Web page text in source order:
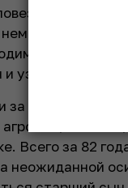
– сам
и узнал
за образование
Всего за 82
неожиданной